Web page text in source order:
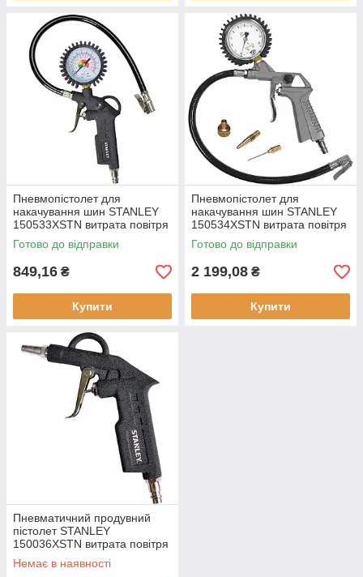
Пневмопістолет для
накачування шин STANLEY
150533XSTN витрата повітря
100 л/хв максимальний тиск
10 Бар
Готово до відправки
849,16 ₴
Купити
Пневмопістолет для
накачування шин STANLEY
150534XSTN витрата повітря
100 л/хв максимальний тиск
10 Бар
Готово до відправки
2 199,08 ₴
Купити
Пневматичний продувний
пістолет STANLEY
150036XSTN витрата повітря
150 л/хв максимальний тиск
8 Бар вага 0.26 кг
Немає в наявності